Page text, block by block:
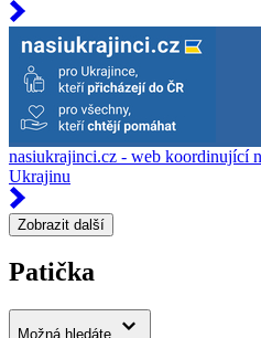
nasiukrajinci.cz - web koordinující
Ukrajinu
Zobrazit další
Patička
Možná hledáte